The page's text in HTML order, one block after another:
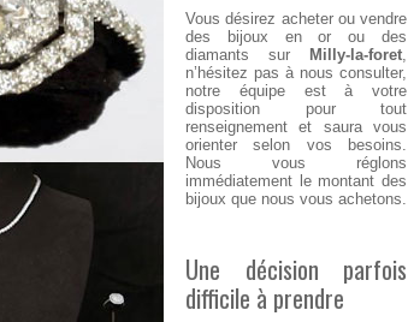
Vous désirez acheter ou vendre
des bijoux en or ou des
diamants sur
Milly-la-foret,
n’hésitez pas à nous consulter,
notre équipe est à votre
disposition pour tout
renseignement et saura vous
orienter selon vos besoins.
Nous vous réglons
immédiatement le montant des
bijoux que nous vous achetons.
Une décision parfois
difficile à prendre